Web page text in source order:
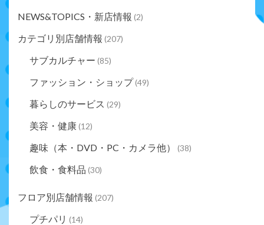
NEWS&TOPICS・新店情報 (2)
カテゴリ別店舗情報 (207)
サブカルチャー (85)
ファッション・ショップ(49)
暮らしのサービス (29)
美容・健康(12)
趣味（本・DVD・PC・カメラ他） (38)
飲食・食料品 (30)
フロア別店舗情報 (207)
プチパリ (14)